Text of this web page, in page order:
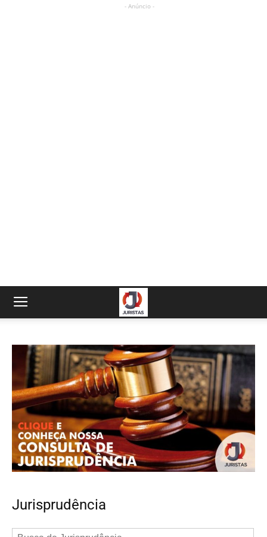
- Anúncio -
Jurisprudência